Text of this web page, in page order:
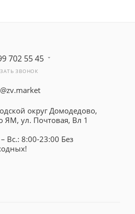
702 55 45
ЗВОНОК
округ Домодедово,
ЯМ, ул. Почтовая, Вл 1
Вс.: 8:00-23:00 Без